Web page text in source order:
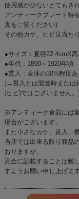
使用感が少ないとてもき
アンティークプレート特
真をご覧ください)
その他カケ、ヒビ見当た
●サイズ：直径22.4cmX
●年代：1890～1920年頃
●貫入：全体の30%程度あ
(→貫入とは製造時または
(ヒビ)ではございません。
※アンティーク食器には
場合がございます。
また小さなカケ、貫入、
当店では出来る限り商品
おりますが、
完全に記載することは難
すようお願い申し上げます